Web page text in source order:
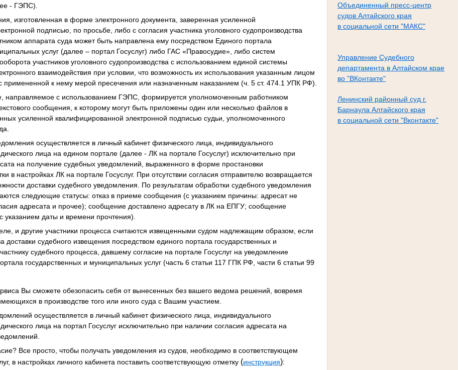
Объединенный пресс-центр
судов Алтайского края
в социальной сети "МАКС"
Управление Судебного
департамента в Алтайском крае
во "ВКонтакте"
Ленинский районный суд г.
Барнаула Алтайского края
в социальной сети "Вконтакте"
- ГЭПС).
изготовленная в форме электронного документа, заверенная усиленной
подписью, по просьбе, либо с согласия участника уголовного судопроизводства
аппарата суда может быть направлена ему посредством Единого портала
услуг (далее – портал Госуслуг) либо ГАС «Правосудие», либо систем
участников уголовного судопроизводства с использованием единой системы
взаимодействия при условии, что возможность их использования указанным лицом
примененной к нему мерой пресечения или назначенным наказанием (ч. 5 ст. 474.1 УПК РФ).
направляемое с использованием ГЭПС, формируется уполномоченным работником
сообщения, к которому могут быть приложены один или несколько файлов в
усиленной квалифицированной электронной подписью судьи, уполномоченного
осуществляется в личный кабинет физического лица, индивидуального
лица на едином портале (далее - ЛК на портале Госуслуг) исключительно при
на получение судебных уведомлений, выраженного в форме простановки
в настройках ЛК на портале Госуслуг. При отсутствии согласия отправителю возвращается
доставки судебного уведомления. По результатам обработки судебного уведомления
следующие статусы: отказ в приеме сообщения (с указанием причины: адресат не
адресата и прочее); сообщение доставлено адресату в ЛК на ЕПГУ; сообщение
указанием даты и времени прочтения).
и другие участники процесса считаются извещенными судом надлежащим образом, если
доставки судебного извещения посредством единого портала государственных и
судебного процесса, давшему согласие на портале Госуслуг на уведомление
государственных и муниципальных услуг (часть 6 статьи 117 ГПК РФ, части 6 статьи 99
Вы сможете обезопасить себя от вынесенных без вашего ведома решений, вовремя
в производстве того или иного суда с Вашим участием.
осуществляется в личный кабинет физического лица, индивидуального
лица на портал Госуслуг исключительно при наличии согласия адресата на
Все просто, чтобы получать уведомления из судов, необходимо в соответствующем
в настройках личного кабинета поставить соответствующую отметку (инструкция):